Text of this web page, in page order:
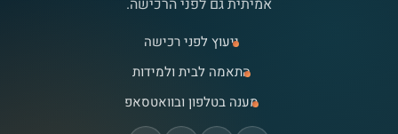
אמיתית גם לפני הרכישה.
ייעוץ לפני רכישה
התאמה לבית ולמידות
מענה בטלפון ובוואטסאפ